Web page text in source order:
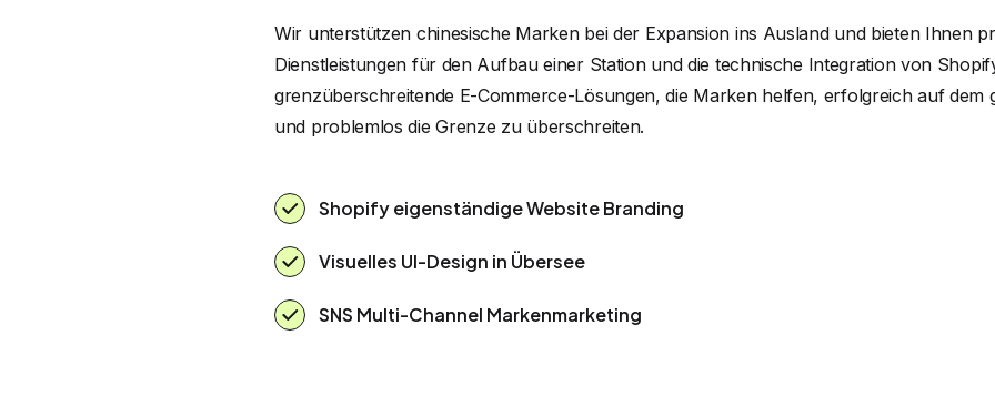
Wir unterstützen chinesische Marken bei der Expansion ins Ausland und bieten Ihnen
Dienstleistungen für den Aufbau einer Station und die technische Integration von
grenzüberschreitende E-Commerce-Lösungen, die Marken helfen, erfolgreich auf dem
und problemlos die Grenze zu überschreiten.
Shopify eigenständige Website Branding
Visuelles UI-Design in Übersee
SNS Multi-Channel Markenmarketing